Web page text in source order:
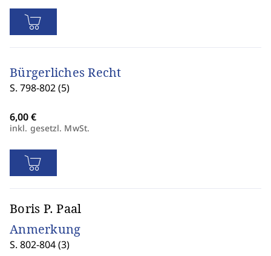
Bürgerliches Recht
S. 798-802 (5)
inkl. gesetzl. MwSt.
Boris P. Paal
Anmerkung
S. 802-804 (3)